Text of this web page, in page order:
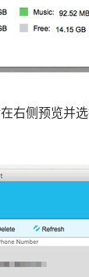
右侧预览并